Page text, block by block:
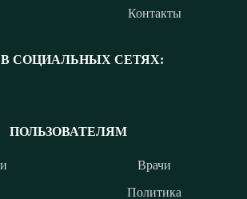
Контакты
СОЦИАЛЬНЫХ СЕТЯХ:
ПОЛЬЗОВАТЕЛЯМ
Врачи
Политика